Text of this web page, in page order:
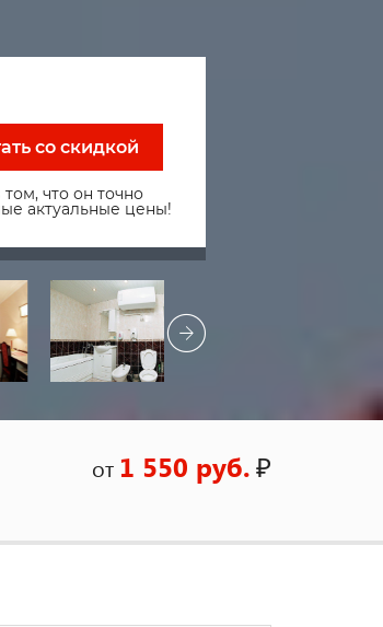
со скидкой
что он точно
актуальные цены!
от 1 550 руб.₽